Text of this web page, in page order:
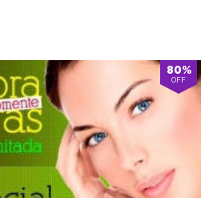
80%
OFF